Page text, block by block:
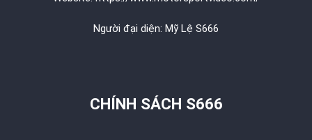
Người đại diện: Mỹ Lệ S666
CHÍNH SÁCH S666